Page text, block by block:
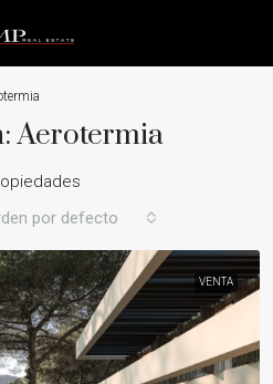
Aerotermia
por defecto
VENTA